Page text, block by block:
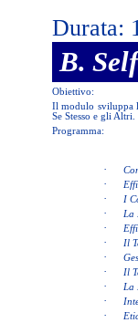
Durata:
B.
Obiettivo:
Il modulo sviluppa
Se Stesso e gli Altri.
Programma:
·
·
· I
· La
·
· Il
·
· Il
· La
·
·